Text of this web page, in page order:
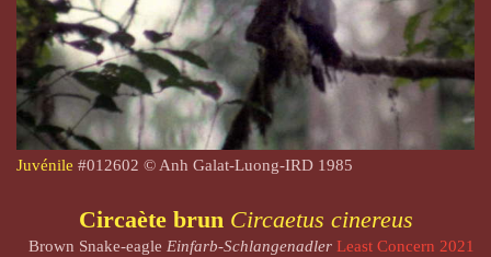
Juvénile #012602 © Anh Galat-Luong-IRD 1985
Circaète brun Circaetus cinereus
Brown Snake-eagle Einfarb-Schlangenadler Least Concern 2021